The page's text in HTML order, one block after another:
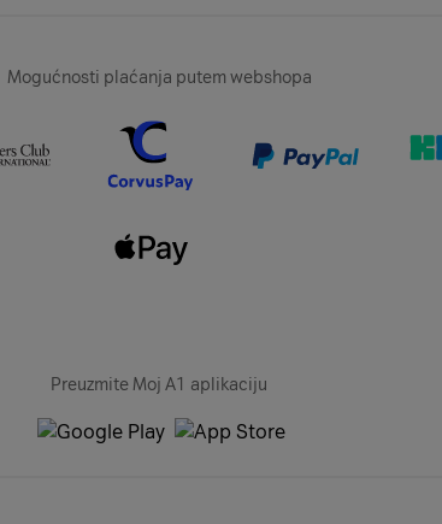
Mogućnosti plaćanja putem webshopa
Preuzmite Moj A1 aplikaciju